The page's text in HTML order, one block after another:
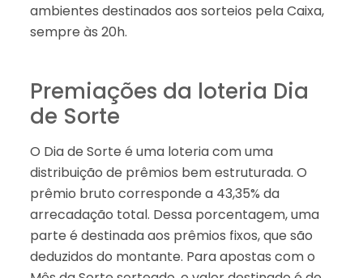
ambientes destinados aos sorteios pela Caixa,
sempre às 20h.
Premiações da loteria Dia
de Sorte
O Dia de Sorte é uma loteria com uma
distribuição de prêmios bem estruturada. O
prêmio bruto corresponde a 43,35% da
arrecadação total. Dessa porcentagem, uma
parte é destinada aos prêmios fixos, que são
deduzidos do montante. Para apostas com o